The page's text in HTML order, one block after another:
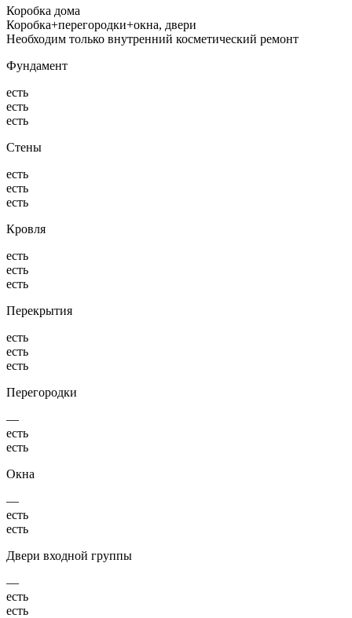
Коробка дома
Коробка+перегородки+окна, двери
Необходим только внутренний косметический ремонт
Фундамент
есть
есть
есть
Стены
есть
есть
есть
Кровля
есть
есть
есть
Перекрытия
есть
есть
есть
Перегородки
—
есть
есть
Окна
—
есть
есть
Двери входной группы
—
есть
есть